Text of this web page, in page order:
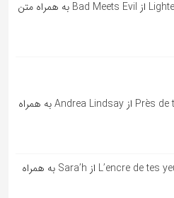
آهنگ انگلیسی Lighters از Bad Meets Evil به همراه متن
آهنگ فرانسوی Près de toi از Andrea Lindsay به همراه
آهنگ فرانسوی L’encre de tes yeux از Sara’h به همراه